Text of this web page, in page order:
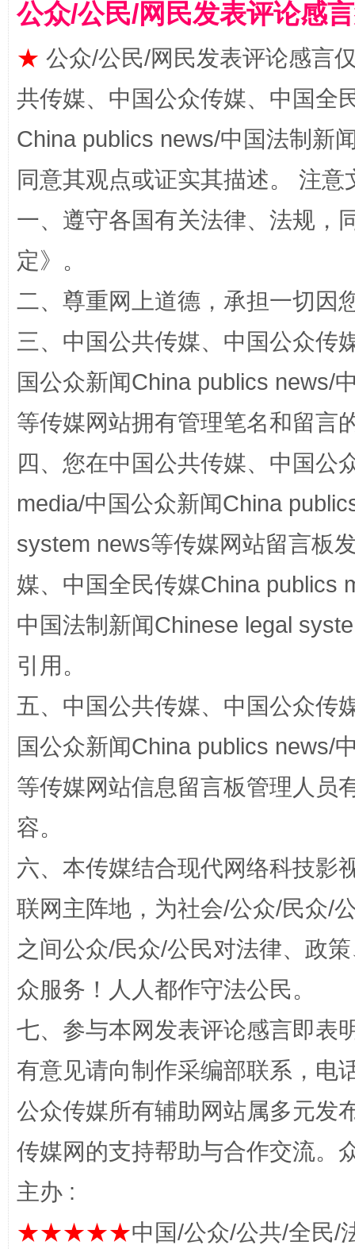
阿坝州三大球赛在茂县开幕 规模
国家大学科技园优化重塑工作
“蜀中异人”王建安的艺术幻境
公众/公民/网民发表评论感
★ 公众/公民/网民发表评论感言
共传媒、中国公众传媒、中国全
China publics news/中国法制新
同意其观点或证实其描述。 注
一、遵守各国有关法律、法规，
定》。
二、尊重网上道德，承担一切因
三、中国公共传媒、中国公众传
国公众新闻China publics news/
等传媒网站拥有管理笔名和留言
四、您在中国公共传媒、中国公
media/中国公众新闻China
system news等传媒网站留言板
媒、中国全民传媒China publics
中国法制新闻Chinese legal
引用。
五、中国公共传媒、中国公众传
国公众新闻China publics news/
等传媒网站信息留言板管理人员
容。
六、本传媒结合现代网络科技影
联网主阵地，为社会/公众/民众/
之间公众/民众/公民对法律、政
众服务！人人都作守法公民。
七、参与本网发表评论感言即表
有意见请向制作采编部联系，电
公众传媒所有辅助网站属多元发
传媒网的支持帮助与合作交流。
主办 :
★★★★★中国/公众/公共/全民/